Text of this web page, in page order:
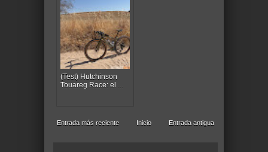
(Test) Hutchinson
Touareg Race: el ...
Entrada más reciente Entrada antigua
Inicio